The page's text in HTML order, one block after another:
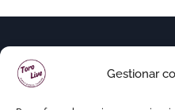
Gestionar